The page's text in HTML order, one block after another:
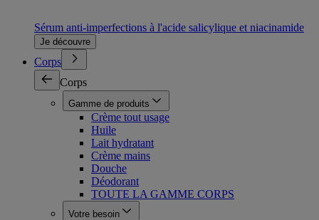
Sérum anti-imperfections à l'acide salicylique et niacinamide
Je découvre
Corps
Corps
Gamme de produits
Crème tout usage
Huile
Lait hydratant
Crème mains
Douche
Déodorant
TOUTE LA GAMME CORPS
Votre besoin